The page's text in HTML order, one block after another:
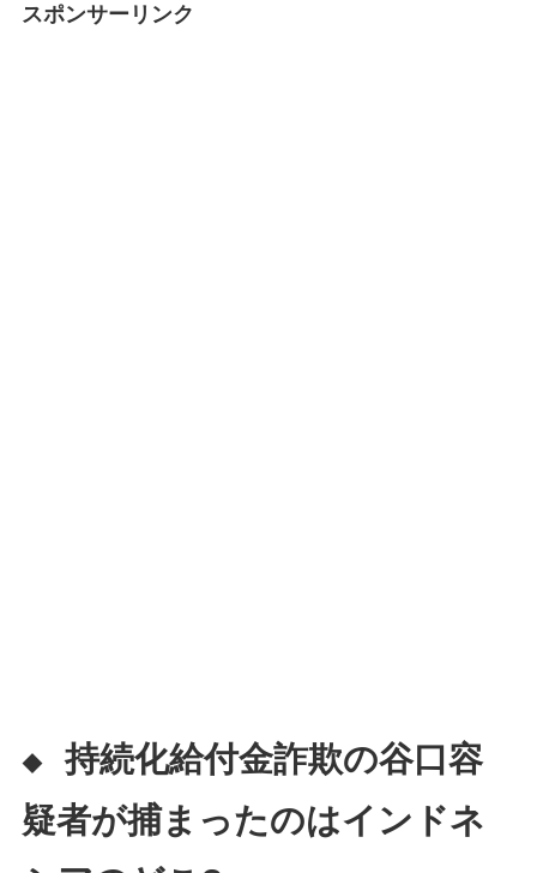
スポンサーリンク
◆持続化給付金詐欺の谷口容
疑者が捕まったのはインドネ